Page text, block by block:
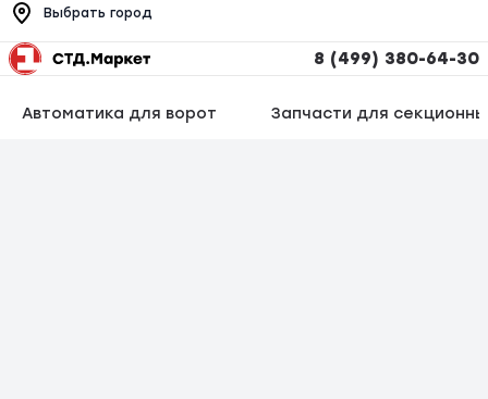
Выбрать город
8 (499) 380-64-30
Автоматика для ворот Запчасти для